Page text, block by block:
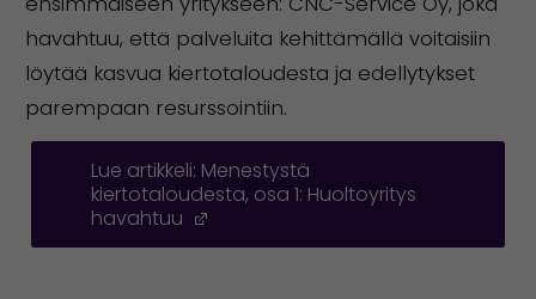
havahtuu, että palveluita kehittämällä voitaisiin
löytää kasvua kiertotaloudesta ja edellytykset
parempaan resurssointiin.
Lue artikkeli: Menestystä
kiertotaloudesta, osa 1: Huoltoyritys
havahtuu